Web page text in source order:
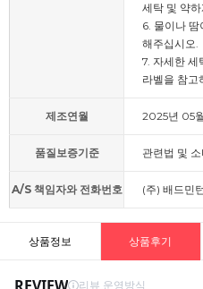
세탁 및 약
6. 물이나
해주십시오.
7. 자세한 세
라벨을 참고
제조연월 2025년 05
품질보증기준 관련법 및
A/S 책임자와 전화번호 (주) 배드민
상품정보 상품후기